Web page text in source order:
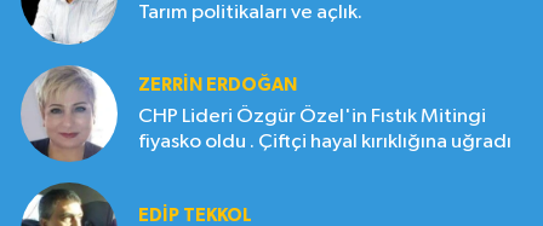
Tarım politikaları ve açlık.
ZERRIN ERDOĞAN
CHP Lideri Özgür Özel'in Fıstık Mitingi
fiyasko oldu . Çiftçi hayal kırıklığına uğradı
EDIP TEKKOL